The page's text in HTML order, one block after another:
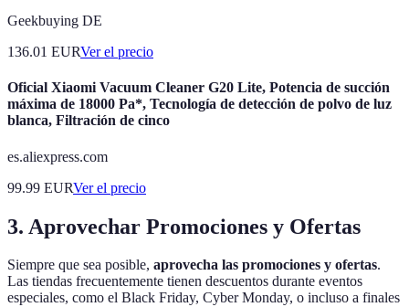
Geekbuying DE
136.01 EURVer el precio
Oficial Xiaomi Vacuum Cleaner G20 Lite, Potencia de succión
máxima de 18000 Pa*, Tecnología de detección de polvo de luz
blanca, Filtración de cinco
es.aliexpress.com
99.99 EURVer el precio
3. Aprovechar Promociones y Ofertas
Siempre que sea posible, aprovecha las promociones y ofertas.
Las tiendas frecuentemente tienen descuentos durante eventos
especiales, como el Black Friday, Cyber Monday, o incluso a finales